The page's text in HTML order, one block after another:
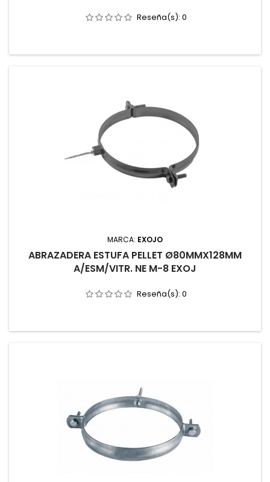
Reseña(s): 0
MARCA: EXOJO
ABRAZADERA ESTUFA PELLET Ø80MMX128MM
A/ESM/VITR. NE M-8 EXOJ
Reseña(s): 0